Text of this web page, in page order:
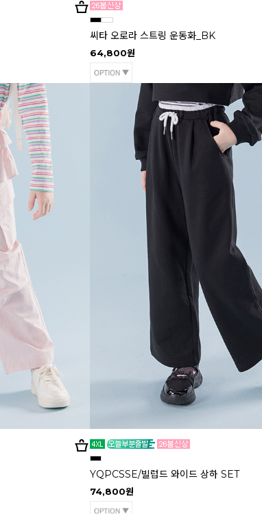
씨타 오로라 스트링 운동화_BK
64,800원
YQPCSSE/빌럽드 와이드 상하 SET
74,800원